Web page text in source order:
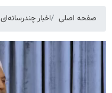
صفحه اصلی اخبار چندرسانه‌ای